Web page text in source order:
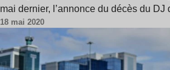
mai dernier, l’annonce du décès du
18 mai 2020